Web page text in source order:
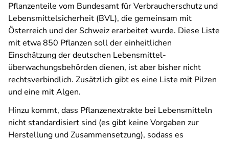
Pflanzenteile vom Bundesamt für Verbraucherschutz und
Lebensmittelsicherheit (BVL), die gemeinsam mit
Österreich und der Schweiz erarbeitet wurde. Diese Liste
mit etwa 850 Pflanzen soll der einheitlichen
Einschätzung der deutschen Lebensmittel­
überwachungsbehörden dienen, ist aber bisher nicht
rechtsverbindlich. Zusätzlich gibt es eine Liste mit Pilzen
und eine mit Algen.
Hinzu kommt, dass Pflanzenextrakte bei Lebensmitteln
nicht standardisiert sind (es gibt keine Vorgaben zur
Herstellung und Zusammensetzung), sodass es